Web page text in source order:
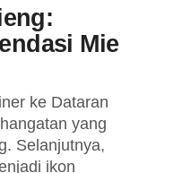
Mie
ke Dataran
yang
Selanjutnya,
ikon